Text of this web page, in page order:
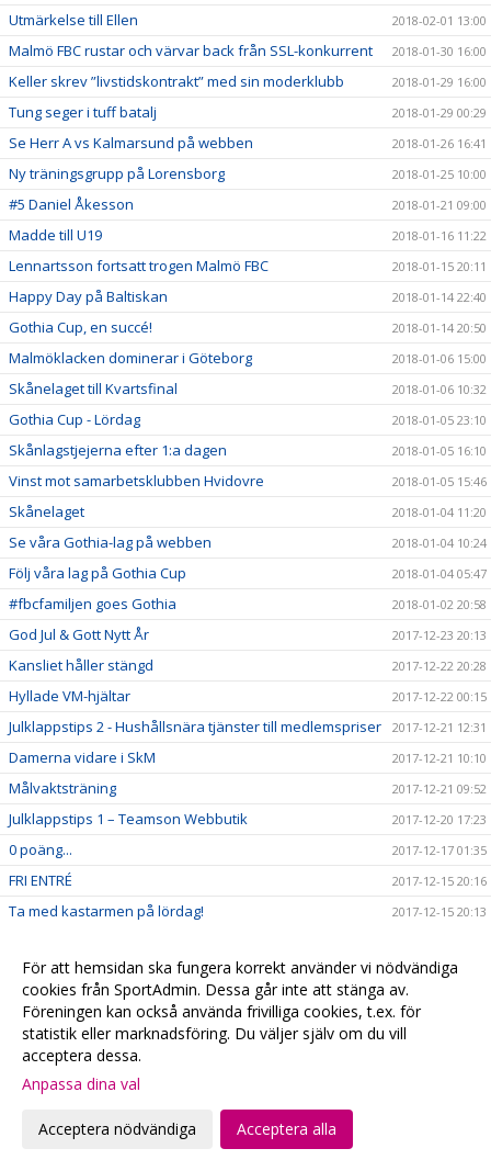
Utmärkelse till Ellen 2018-02-01 13:00
Malmö FBC rustar och värvar back från SSL-konkurrent 2018-01-30 16:00
Keller skrev ”livstidskontrakt” med sin moderklubb 2018-01-29 16:00
Tung seger i tuff batalj 2018-01-29 00:29
Se Herr A vs Kalmarsund på webben 2018-01-26 16:41
Ny träningsgrupp på Lorensborg 2018-01-25 10:00
#5 Daniel Åkesson 2018-01-21 09:00
Madde till U19 2018-01-16 11:22
Lennartsson fortsatt trogen Malmö FBC 2018-01-15 20:11
Happy Day på Baltiskan 2018-01-14 22:40
Gothia Cup, en succé! 2018-01-14 20:50
Malmöklacken dominerar i Göteborg 2018-01-06 15:00
Skånelaget till Kvartsfinal 2018-01-06 10:32
Gothia Cup - Lördag 2018-01-05 23:10
Skånlagstjejerna efter 1:a dagen 2018-01-05 16:10
Vinst mot samarbetsklubben Hvidovre 2018-01-05 15:46
Skånelaget 2018-01-04 11:20
Se våra Gothia-lag på webben 2018-01-04 10:24
Följ våra lag på Gothia Cup 2018-01-04 05:47
#fbcfamiljen goes Gothia 2018-01-02 20:58
God Jul & Gott Nytt År 2017-12-23 20:13
Kansliet håller stängd 2017-12-22 20:28
Hyllade VM-hjältar 2017-12-22 00:15
Julklappstips 2 - Hushållsnära tjänster till medlemspriser 2017-12-21 12:31
Damerna vidare i SkM 2017-12-21 10:10
Målvaktsträning 2017-12-21 09:52
Julklappstips 1 – Teamson Webbutik 2017-12-20 17:23
0 poäng... 2017-12-17 01:35
FRI ENTRÉ 2017-12-15 20:16
Ta med kastarmen på lördag! 2017-12-15 20:13
VI HAR EN VÄRLDSMÄSTARE 2017-12-10 20:19
CECILIA DINARDO HISTORISK 2017-12-07 14:14
Målvaktsträning 1 2017-12-06 10:12
VM-update
Målvaktsträning
Matchens lirare, VM-debutanter & 4+1
För att hemsidan ska fungera korrekt använder vi nödvändiga
cookies från SportAdmin. Dessa går inte att stänga av.
Föreningen kan också använda frivilliga cookies, t.ex. för
statistik eller marknadsföring. Du väljer själv om du vill
acceptera dessa.
Anpassa dina val
Acceptera nödvändiga Acceptera alla